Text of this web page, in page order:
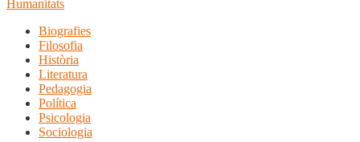
Humanitats
Biografies
Filosofia
Història
Literatura
Pedagogia
Política
Psicologia
Sociologia